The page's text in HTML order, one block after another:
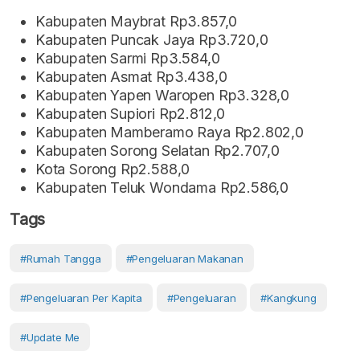
Kabupaten Maybrat Rp3.857,0
Kabupaten Puncak Jaya Rp3.720,0
Kabupaten Sarmi Rp3.584,0
Kabupaten Asmat Rp3.438,0
Kabupaten Yapen Waropen Rp3.328,0
Kabupaten Supiori Rp2.812,0
Kabupaten Mamberamo Raya Rp2.802,0
Kabupaten Sorong Selatan Rp2.707,0
Kota Sorong Rp2.588,0
Kabupaten Teluk Wondama Rp2.586,0
Tags
#Rumah Tangga #pengeluaran Makanan
#Pengeluaran Per Kapita #pengeluaran #Kangkung
#Update Me